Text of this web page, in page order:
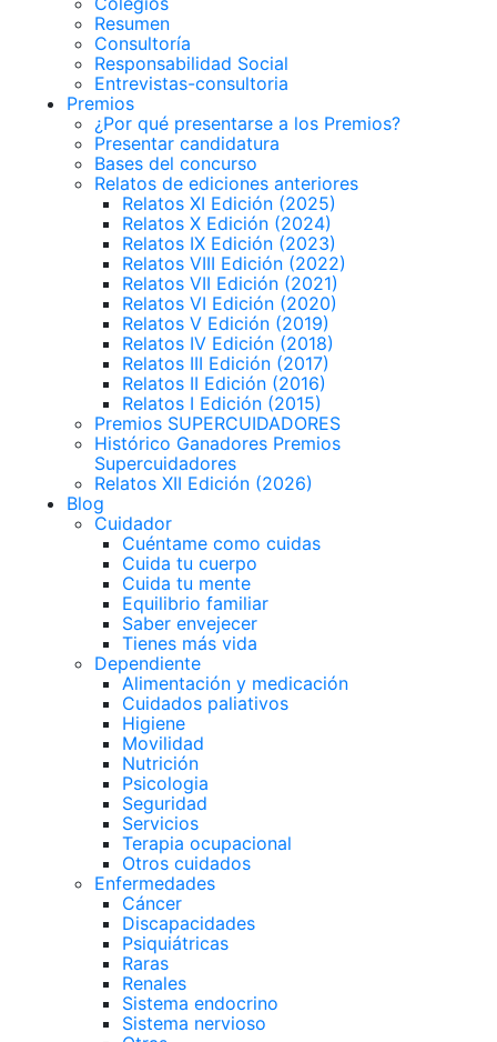
Resumen
Consultoría
Responsabilidad Social
Entrevistas-consultoria
Premios
¿Por qué presentarse a los Premios?
Presentar candidatura
Bases del concurso
Relatos de ediciones anteriores
Relatos XI Edición (2025)
Relatos X Edición (2024)
Relatos IX Edición (2023)
Relatos VIII Edición (2022)
Relatos VII Edición (2021)
Relatos VI Edición (2020)
Relatos V Edición (2019)
Relatos IV Edición (2018)
Relatos III Edición (2017)
Relatos II Edición (2016)
Relatos I Edición (2015)
Premios SUPERCUIDADORES
Histórico Ganadores Premios
Supercuidadores
Relatos XII Edición (2026)
Blog
Cuidador
Cuéntame como cuidas
Cuida tu cuerpo
Cuida tu mente
Equilibrio familiar
Saber envejecer
Tienes más vida
Dependiente
Alimentación y medicación
Cuidados paliativos
Higiene
Movilidad
Nutrición
Psicologia
Seguridad
Servicios
Terapia ocupacional
Otros cuidados
Enfermedades
Cáncer
Discapacidades
Psiquiátricas
Raras
Renales
Sistema endocrino
Sistema nervioso